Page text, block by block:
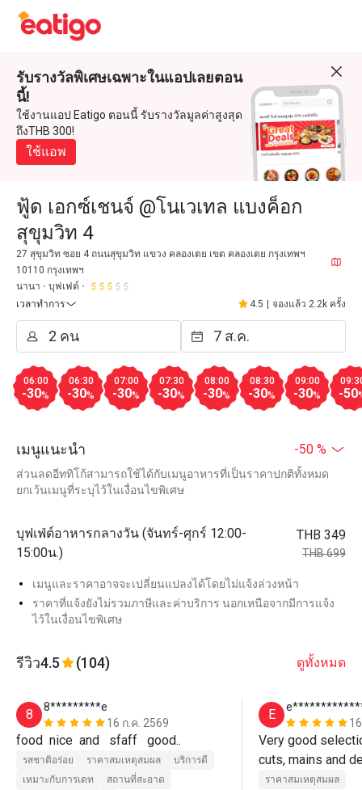
รับรางวัลพิเศษเฉพาะในแอปเลยตอน
นี้!
ใช้งานแอป Eatigo ตอนนี้ รับรางวัลมูลค่าสูงสุด
ถึงTHB 300!
ใช้แอพ
ฟู้ด เอกซ์เชนจ์ @โนเวเทล แบงค็อก
สุขุมวิท 4
27 สุขุมวิท ซอย 4 ถนนสุขุมวิท แขวง คลองเตย เขต คลองเตย กรุงเทพฯ
10110 กรุงเทพฯ
นานา
บุฟเฟต์
เวลาทำการ
4.5 จองแล้ว 2.2k ครั้ง
06:00
-30%
06:30
-30%
07:00
-30%
07:30
-30%
08:00
-30%
08:30
-30%
09:00
-30% -50
เมนูแนะนำ -50 %
ส่วนลดอีททิโก้สามารถใช้ได้กับเมนูอาหารที่เป็นราคาปกติทั้งหมด
ยกเว้นเมนูที่ระบุไว้ในเงื่อนไขพิเศษ
บุฟเฟ่ต์อาหารกลางวัน (จันทร์-ศุกร์ 12:00-
15:00น.)
THB 349
THB 699
เมนูและราคาอาจจะเปลี่ยนแปลงได้โดยไม่แจ้งล่วงหน้า
ราคาที่แจ้งยังไม่รวมภาษีและค่าบริการ นอกเหนือจากมีการแจ้ง
ไว้ในเงื่อนไขพิเศษ
รีวิว4.5 (104) ดูทั้งหมด
8
8*********e
16 ก.ค. 2569
food  nice  and   sfaff   good..
รสชาติอร่อย ราคาสมเหตุสมผล
บริการดี
เหมาะกับการเดท
สถานที่สะอาด
E
Very good
ราคาสมเหตุสมผล